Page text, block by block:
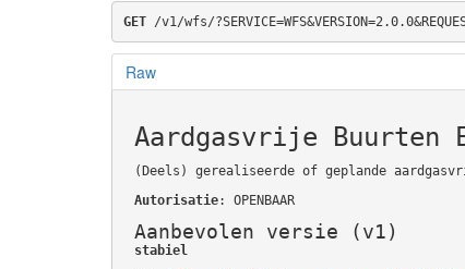
GET /v1/wfs/
Raw
Aardgasvrije
(Deels) gerealiseerde of geplande
Autorisatie: OPENBAAR
Aanbevolen versie (v1)
stabiel